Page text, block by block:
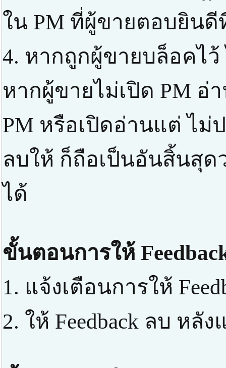
ใน PM ที่ผู้ขายตอบยินดี
4. หากถูกผู้ขายบล็อคไว้
หากผู้ขายไม่เปิด PM อ่
PM หรือเปิดอ่านแต่ ไม่
ลบให้ ก็ถือเป็นอันสิ้นสุด
ได้
ขั้นตอนการให้
1. แจ้งเตือนการให้
2. ให้ Feedback ลบ หลั